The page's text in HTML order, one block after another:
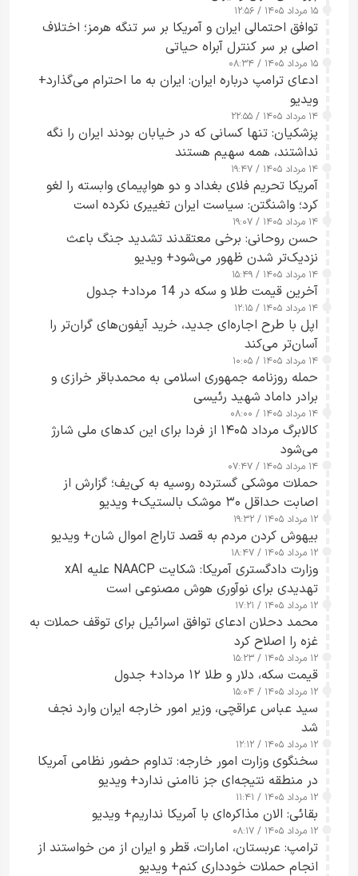
۱۵ مرداد ۱۴۰۵ / ۱۲:۵۶
توافق احتمالی ایران و آمریکا بر سر تنگه هرمز؛ اختلاف
اصلی بر سر کنترل آبراه حیاتی
۱۵ مرداد ۱۴۰۵ / ۰۸:۳۴
ادعای ترامپ درباره ایران: ایران به ما احترام می‌گذارد+
ویدیو
۱۴ مرداد ۱۴۰۵ / ۲۲:۵۵
پزشکیان: تنها کسانی که در خیابان بودند ایران را نگه
نداشتند، همه سهیم هستند
۱۴ مرداد ۱۴۰۵ / ۱۹:۴۷
آمریکا تحریم فلای بغداد و دو هواپیمای وابسته را لغو
کرد؛ واشنگتن: سیاست ایران تغییری نکرده است
۱۴ مرداد ۱۴۰۵ / ۱۹:۰۷
حسن روحانی: برخی معتقدند تشدید جنگ باعث
نزدیک‌تر شدن ظهور می‌شود+ ویدیو
۱۴ مرداد ۱۴۰۵ / ۱۵:۴۹
آخرین قیمت طلا و سکه در 14 مرداد+ جدول
۱۴ مرداد ۱۴۰۵ / ۱۲:۱۵
اپل با طرح اجاره‌ای جدید، خرید آیفون‌های گران‌تر را
آسان‌تر می‌کند
۱۴ مرداد ۱۴۰۵ / ۱۰:۰۵
حمله روزنامه جمهوری اسلامی به محمدباقر خرازی و
برادر داماد شهید رئیسی
۱۴ مرداد ۱۴۰۵ / ۰۸:۰۰
کالابرگ مرداد ۱۴۰۵ از فردا برای این کدهای ملی شارژ
می‌شود
۱۴ مرداد ۱۴۰۵ / ۰۷:۴۷
حملات موشکی گسترده روسیه به کی‌یف؛ گزارش از
اصابت حداقل ۳۰ موشک بالستیک+ ویدیو
۱۲ مرداد ۱۴۰۵ / ۱۹:۳۲
بیهوش کردن مردم به قصد تاراج اموال شان+ ویدیو
۱۲ مرداد ۱۴۰۵ / ۱۸:۴۷
وزارت دادگستری آمریکا: شکایت NAACP علیه xAI
تهدیدی برای نوآوری هوش مصنوعی است
۱۲ مرداد ۱۴۰۵ / ۱۷:۲۱
محمد دحلان ادعای توافق اسرائیل برای توقف حملات به
غزه را اصلاح کرد
۱۲ مرداد ۱۴۰۵ / ۱۵:۲۳
قیمت سکه، دلار و طلا ۱۲ مرداد+ جدول
۱۲ مرداد ۱۴۰۵ / ۱۵:۰۴
سید عباس عراقچی، وزیر امور خارجه ایران وارد نجف
شد
۱۲ مرداد ۱۴۰۵ / ۱۲:۱۲
سخنگوی وزارت امور خارجه: تداوم حضور نظامی آمریکا
در منطقه نتیجه‌ای جز ناامنی ندارد+ ویدیو
۱۲ مرداد ۱۴۰۵ / ۱۱:۴۱
بقائی: الان مذاکره‌ای با آمریکا نداریم+ ویدیو
۱۲ مرداد ۱۴۰۵ / ۰۸:۱۷
ترامپ: عربستان، امارات، قطر و ایران از من خواستند از
انجام حملات خودداری کنم+ ویدیو